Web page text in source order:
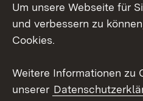
X / Twitter
Youtube
Kontakt
Um unsere Webseite für
und verbessern zu
Cookies.
Weitere Informationen zu
unserer